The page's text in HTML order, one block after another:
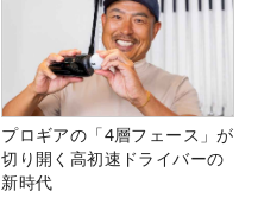
プロギアの「4層フェース」が
切り開く高初速ドライバーの
新時代